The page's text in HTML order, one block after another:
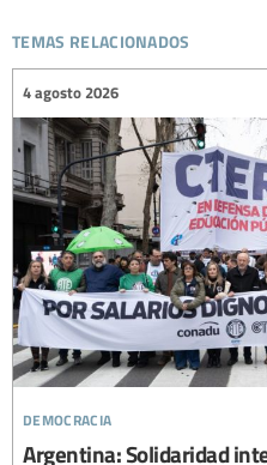
temas relacionados
democracia
4 agosto 2026
Argentina: Solidaridad